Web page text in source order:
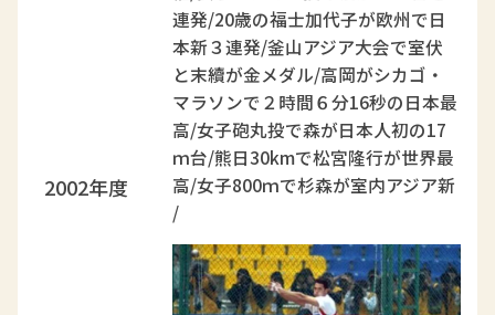
2002年度
連発/20歳の福士加代子が欧州で日
本新３連発/釜山アジア大会で室伏
と末續が金メダル/高岡がシカゴ・
マラソンで２時間６分16秒の日本最
高/女子砲丸投で森が日本人初の17
ｍ台/熊日30kmで松宮隆行が世界最
高/女子800ｍで杉森が室内アジア新
/